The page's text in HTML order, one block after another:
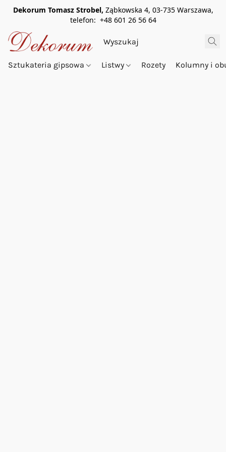
Dekorum Tomasz Strobel, Ząbkowska 4, 03-735 Warszawa,
telefon: +48 601 26 56 64
Sztukateria gipsowa Listwy Rozety Kolumny i